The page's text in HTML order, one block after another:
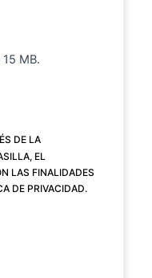
MB.
DE LA
EL
LAS FINALIDADES
DE PRIVACIDAD.